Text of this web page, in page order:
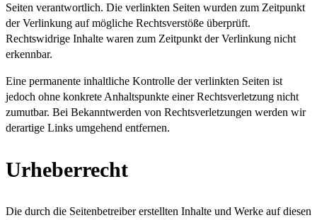
Seiten verantwortlich. Die verlinkten Seiten wurden zum Zeitpunkt
der Verlinkung auf mögliche Rechtsverstöße überprüft.
Rechtswidrige Inhalte waren zum Zeitpunkt der Verlinkung nicht
erkennbar.
Eine permanente inhaltliche Kontrolle der verlinkten Seiten ist
jedoch ohne konkrete Anhaltspunkte einer Rechtsverletzung nicht
zumutbar. Bei Bekanntwerden von Rechtsverletzungen werden wir
derartige Links umgehend entfernen.
Urheberrecht
Die durch die Seitenbetreiber erstellten Inhalte und Werke auf diesen